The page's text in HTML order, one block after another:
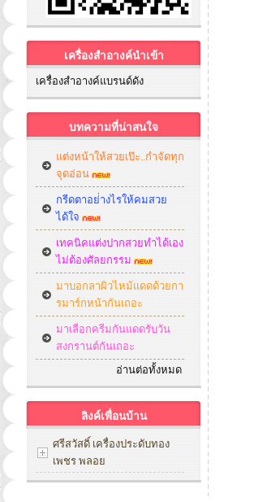
เครื่องสำอางค์นำเข้า
เครื่องสำอางค์แบรนด์ดัง
บทความที่น่าสนใจ
แต่งหน้าให้สวยเป๊ะ..กำจัดทุก
จุดอ่อน
กรีดตาอย่่างไรให้คมสวย
ได้ใจ
เทคนิคแต่งปากสวยทำได้เอง
ไม่ต้องศัลยกรรม
มาบอกลาผิวไหม้แดดด้วยกา
รมาร์กหน้ากันเถอะ
มาเลือกครีมกันแดดรับวัน
สงกรานต์กันเถอะ
อ่านต่อทั้งหมด
ลิงค์เพื่อนบ้าน
ศรีสวัสดิ์ เครื่องประดับทอง
เพชร พลอย